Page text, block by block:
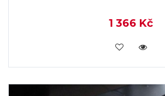
1 366 Kč
KOUPIT